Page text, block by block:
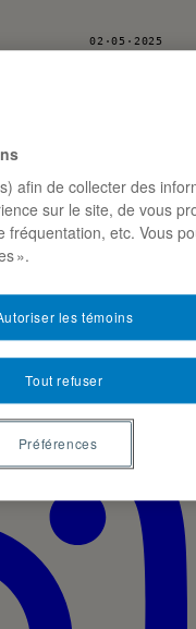
02·05·2025
afin de collecter des
sur le site, de vous
fréquentation, etc. Vous
».
Tout refuser
les témoins
Préférences